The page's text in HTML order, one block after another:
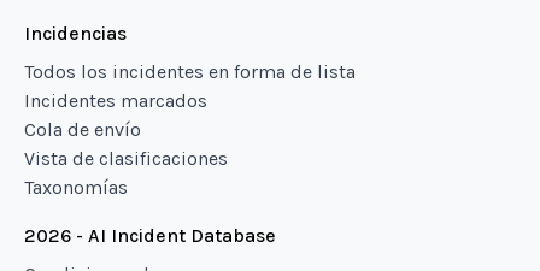
Incidencias
Todos los incidentes en forma de lista
Incidentes marcados
Cola de envío
Vista de clasificaciones
Taxonomías
2026 - AI Incident Database